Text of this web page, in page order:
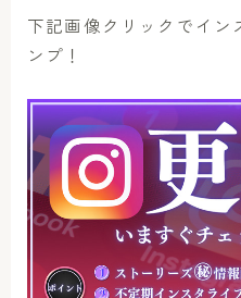
下記画像クリックでイン
ンプ！